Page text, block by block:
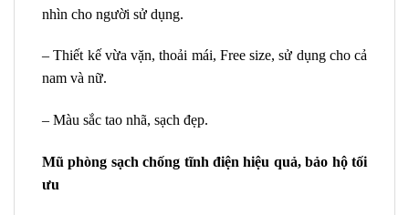
nhìn cho người sử dụng.
– Thiết kế vừa vặn, thoải mái, Free size, sử dụng cho cả
nam và nữ.
– Màu sắc tao nhã, sạch đẹp.
Mũ phòng sạch chống tĩnh điện hiệu quả, bảo hộ tối
ưu